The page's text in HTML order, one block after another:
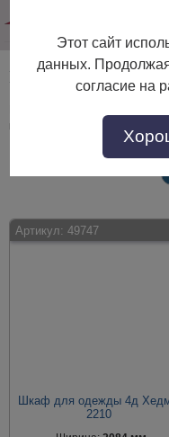
Шкафы
Артикул: 49747
Шкаф для одежды 4д
2210
Этот сайт
данных.
согласие на